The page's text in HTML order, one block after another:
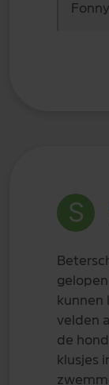
Fonny
kunnen
velden
de
klusjes